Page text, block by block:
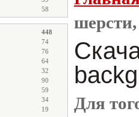
58
448
74
76
64
32
90
59
34
19
Для